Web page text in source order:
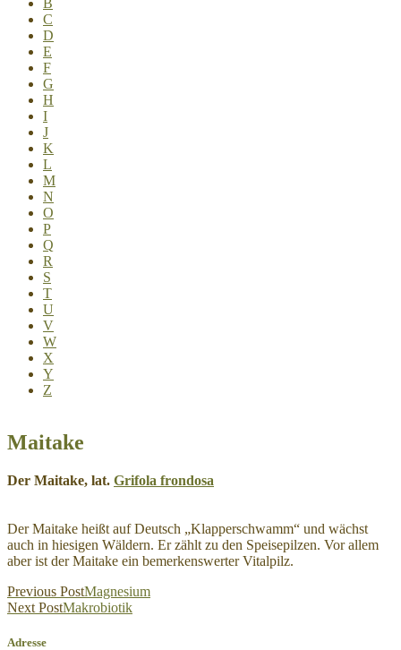
C
D
E
F
G
H
I
J
K
L
M
N
O
P
Q
R
S
T
U
V
W
X
Y
Z
Maitake
Der Maitake, lat. Grifola frondosa
Der Maitake heißt auf Deutsch „Klapperschwamm“ und wächst
auch in hiesigen Wäldern. Er zählt zu den Speisepilzen. Vor allem
aber ist der Maitake ein bemerkenswerter Vitalpilz.
Beitragsnavigation
Previous PostMagnesium
Next PostMakrobiotik
Adresse